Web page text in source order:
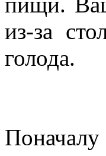
из-за
голода.
Поначалу